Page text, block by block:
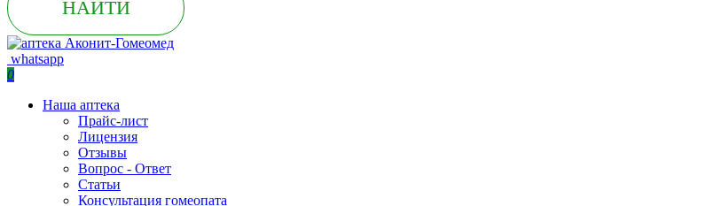
НАЙТИ
whatsapp
0
Наша аптека
Прайс-лист
Лицензия
Отзывы
Вопрос - Ответ
Статьи
Консультация гомеопата